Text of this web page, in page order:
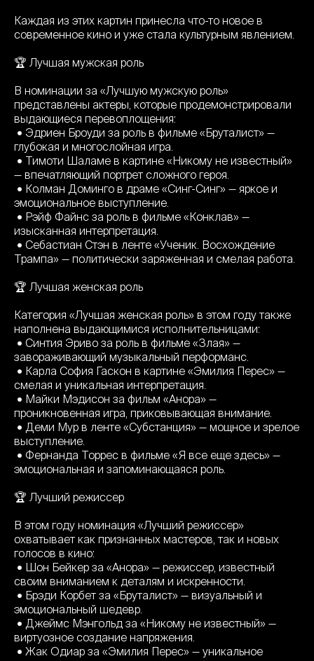
Каждая из этих картин принесла что-то новое в
современное кино и уже стала культурным явлением.
🏆 Лучшая мужская роль
В номинации за «Лучшую мужскую роль»
представлены актеры, которые продемонстрировали
выдающиеся перевоплощения:
• Эдриен Броуди за роль в фильме «Бруталист» —
глубокая и многослойная игра.
• Тимоти Шаламе в картине «Никому не известный»
— впечатляющий портрет сложного героя.
• Колман Доминго в драме «Синг-Синг» — яркое и
эмоциональное выступление.
• Рэйф Файнс за роль в фильме «Конклав» —
изысканная интерпретация.
• Себастиан Стэн в ленте «Ученик. Восхождение
Трампа» — политически заряженная и смелая работа.
🏆 Лучшая женская роль
Категория «Лучшая женская роль» в этом году также
наполнена выдающимися исполнительницами:
• Синтия Эриво за роль в фильме «Злая» —
завораживающий музыкальный перформанс.
• Карла София Гаскон в картине «Эмилия Перес» —
смелая и уникальная интерпретация.
• Майки Мэдисон за фильм «Анора» —
проникновенная игра, приковывающая внимание.
• Деми Мур в ленте «Субстанция» — мощное и зрелое
выступление.
• Фернанда Торрес в фильме «Я все еще здесь» —
эмоциональная и запоминающаяся роль.
🏆 Лучший режиссер
В этом году номинация «Лучший режиссер»
охватывает как признанных мастеров, так и новых
голосов в кино:
• Шон Бейкер за «Анора» — режиссер, известный
своим вниманием к деталям и искренности.
• Брэди Корбет за «Бруталист» — визуальный и
эмоциональный шедевр.
• Джеймс Мэнгольд за «Никому не известный» —
виртуозное создание напряжения.
• Жак Одиар за «Эмилия Перес» — уникальное